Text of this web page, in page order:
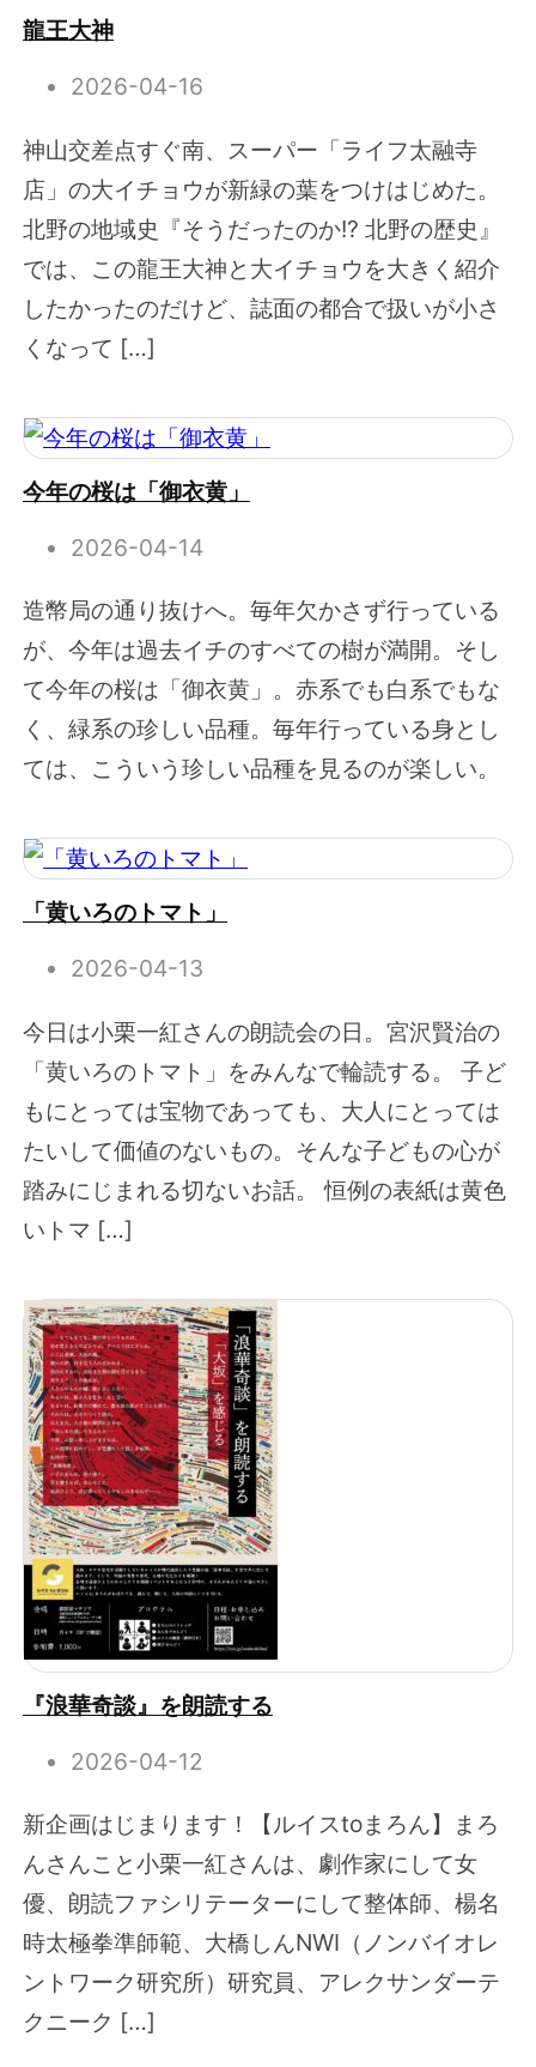
龍王大神
2026-04-16
神山交差点すぐ南、スーパー「ライフ太融寺
店」の大イチョウが新緑の葉をつけはじめた。
北野の地域史『そうだったのか!? 北野の歴史』
では、この龍王大神と大イチョウを大きく紹介
したかったのだけど、誌面の都合で扱いが小さ
くなって […]
今年の桜は「御衣黄」
2026-04-14
造幣局の通り抜けへ。毎年欠かさず行っている
が、今年は過去イチのすべての樹が満開。そし
て今年の桜は「御衣黄」。赤系でも白系でもな
く、緑系の珍しい品種。毎年行っている身とし
ては、こういう珍しい品種を見るのが楽しい。
「黄いろのトマト」
2026-04-13
今日は小栗一紅さんの朗読会の日。宮沢賢治の
「黄いろのトマト」をみんなで輪読する。 子ど
もにとっては宝物であっても、大人にとっては
たいして価値のないもの。そんな子どもの心が
踏みにじまれる切ないお話。 恒例の表紙は黄色
いトマ […]
『浪華奇談』を朗読する
2026-04-12
新企画はじまります！【ルイスtoまろん】まろ
んさんこと小栗一紅さんは、劇作家にして女
優、朗読ファシリテーターにして整体師、楊名
時太極拳準師範、大橋しんNWI（ノンバイオレ
ントワーク研究所）研究員、アレクサンダーテ
クニーク […]